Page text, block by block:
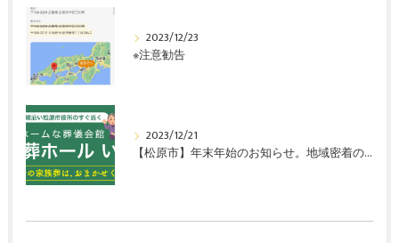
2023/12/23
※注意勧告
2023/12/21
【松原市】年末年始のお知らせ。地域密着の葬儀式場「家族葬ホールいこい」